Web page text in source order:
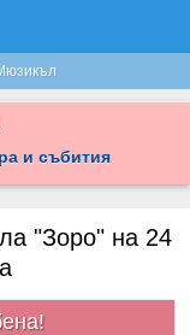
и събития
"Зоро" на 24